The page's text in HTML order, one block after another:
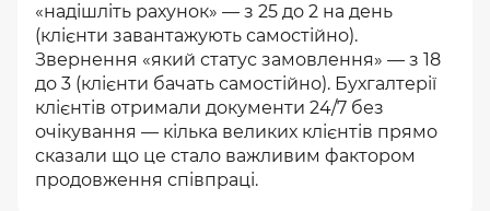
«надішліть рахунок» — з 25 до 2 на день
(клієнти завантажують самостійно).
Звернення «який статус замовлення» — з 18
до 3 (клієнти бачать самостійно). Бухгалтерії
клієнтів отримали документи 24/7 без
очікування — кілька великих клієнтів прямо
сказали що це стало важливим фактором
продовження співпраці.